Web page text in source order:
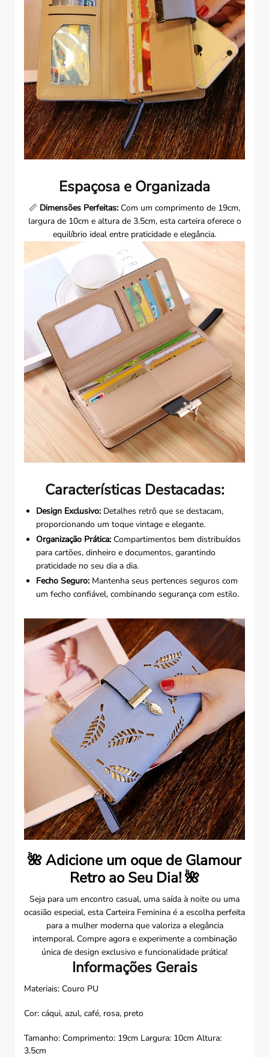
Espaçosa e Organizada
📏 Dimensões Perfeitas: Com um comprimento de 19cm,
largura de 10cm e altura de 3.5cm, esta carteira oferece o
equilíbrio ideal entre praticidade e elegância.
Características Destacadas:
Design Exclusivo: Detalhes retrô que se destacam,
proporcionando um toque vintage e elegante.
Organização Prática: Compartimentos bem distribuídos
para cartões, dinheiro e documentos, garantindo
praticidade no seu dia a dia.
Fecho Seguro: Mantenha seus pertences seguros com
um fecho confiável, combinando segurança com estilo.
🌺Adicione um oque de Glamour
Retro ao Seu Dia!🌺
Seja para um encontro casual, uma saída à noite ou uma
ocasião especial, esta Carteira Feminina é a escolha perfeita
para a mulher moderna que valoriza a elegância
intemporal. Compre agora e experimente a combinação
única de design exclusivo e funcionalidade prática!
Informações Gerais
Materiais: Couro PU
Cor: cáqui, azul, café, rosa, preto
Tamanho: Comprimento: 19cm Largura: 10cm Altura:
3.5cm